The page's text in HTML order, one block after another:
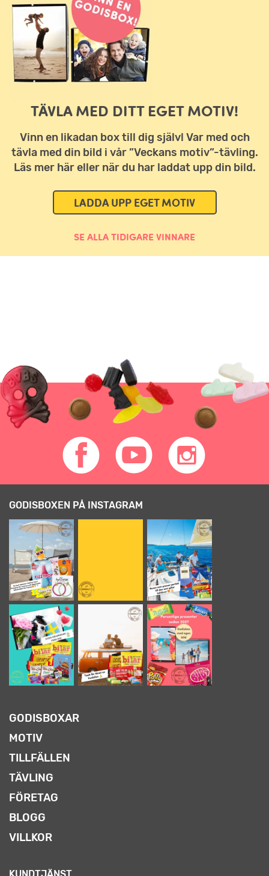
TÄVLA MED DITT EGET MOTIV!
Vinn en likadan box till dig själv! Var med och
tävla med din bild i vår ”Veckans motiv”-tävling.
Läs mer här eller när du har laddat upp din bild.
LADDA UPP EGET MOTIV
SE ALLA TIDIGARE VINNARE
GODISBOXEN PÅ INSTAGRAM
GODISBOXAR
MOTIV
TILLFÄLLEN
TÄVLING
FÖRETAG
BLOGG
VILLKOR